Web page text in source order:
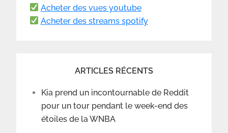
Acheter des vues youtube
Acheter des streams spotify
ARTICLES RÉCENTS
Kia prend un incontournable de Reddit
pour un tour pendant le week-end des
étoiles de la WNBA